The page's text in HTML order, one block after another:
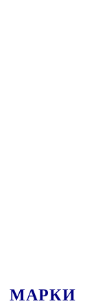
МАРКИ